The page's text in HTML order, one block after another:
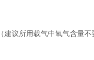
议所用载气中氧气含量不